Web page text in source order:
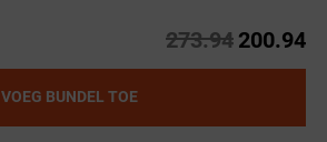
273.94 200.94
VOEG BUNDEL TOE